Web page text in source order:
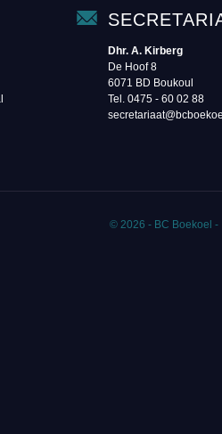
Dhr. A. Kirberg
De Hoof 8
6071 BD Boukoul
Tel. 0475 - 60 02 88‬
© 2026 - BC Boekoel